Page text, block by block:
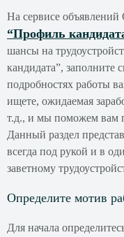
На сервисе объявлений
“Профиль
шансы на
кандидата”, заполните
подробностях работы
ищете, ожидаемая
т.д., и мы поможем вам
Данный раздел
всегда под рукой и в
заветному
Определите мотив
Для начала